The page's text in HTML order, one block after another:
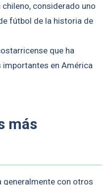
considerado uno
fútbol de la historia de
que ha
importantes en América
más
generalmente con otros